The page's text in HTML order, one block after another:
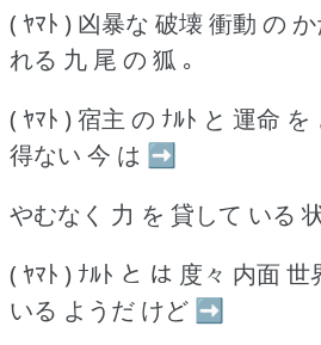
( ﾔﾏﾄ ) 凶暴な 破壊 衝動 の
れる 九 尾 の 狐 ｡
( ﾔﾏﾄ ) 宿主 の ﾅﾙﾄ と 運命
得ない 今 は ➡
やむなく 力 を 貸して いる
( ﾔﾏﾄ ) ﾅﾙﾄ と は 度々 内面
いる ようだ けど ➡